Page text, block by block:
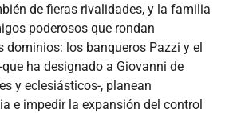
de fieras rivalidades, y la familia
poderosos que rondan
dominios: los banqueros Pazzi y el
ha designado a Giovanni de
y eclesiásticos-, planean
e impedir la expansión del control